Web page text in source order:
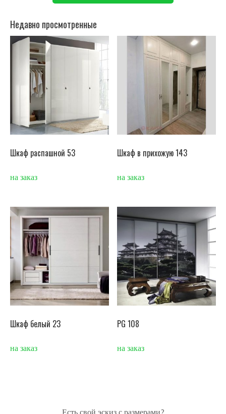
Недавно просмотренные
Шкаф распашной 53
на заказ
Шкаф в прихожую 143
на заказ
Шкаф белый 23
на заказ
PG 108
на заказ